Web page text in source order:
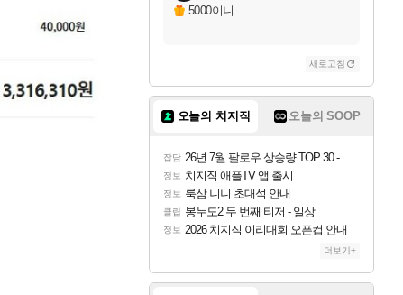
5000이니
새로고침
오늘의 치지직 오늘의 SOOP
잡담 26년 7월 팔로우 상승량 TOP 30 - 월간 치지직
정보 치지직 애플TV 앱 출시
정보 룩삼 니니 초대석 안내
클립 봉누도2 두 번째 티저 - 일상
정보 2026 치지직 이리대회 오픈컵 안내
더보기+